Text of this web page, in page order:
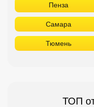
Пенза
Самара
Тюмень
ТОП